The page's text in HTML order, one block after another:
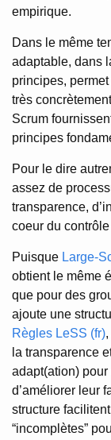
empirique.
Dans le même
adaptable, dans
principes,
très
Scrum
principes
Pour le dire
assez de
transparence,
coeur du
Puisque Large-
obtient le même
que pour des
ajoute une
Règles LeSS (fr)
la transparence
adapt(ation)
d’améliorer leur
structure
“incomplètes”